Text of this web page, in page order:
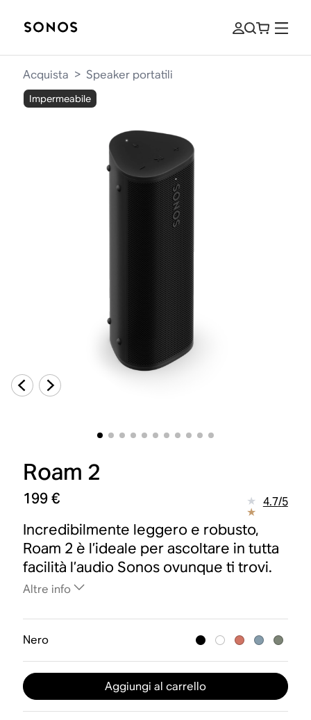
Acquista > Speaker portatili
Impermeabile
Roam 2
199 € 4.7/5
Incredibilmente leggero e robusto,
Roam 2 è l’ideale per ascoltare in tutta
facilità l’audio Sonos ovunque ti trovi.
Altre info
Nero
Aggiungi al carrello